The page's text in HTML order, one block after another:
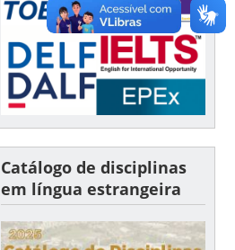
Catálogo de disciplinas
em língua estrangeira